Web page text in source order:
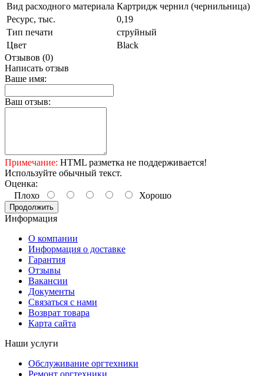
Вид расходного материала Картридж чернил (чернильница)
Ресурс, тыс.
0,19
Тип печати
струйный
Цвет
Black
Отзывов (0)
Написать отзыв
Ваше имя:
Ваш отзыв:
Примечание: HTML разметка не поддерживается!
Используйте обычный текст.
Оценка:
Плохо
Хорошо
Продолжить
Информация
О компании
Информация о доставке
Гарантия
Отзывы
Вакансии
Документы
Связаться с нами
Возврат товара
Карта сайта
Наши услуги
Обслуживание оргтехники
Ремонт оргтехники